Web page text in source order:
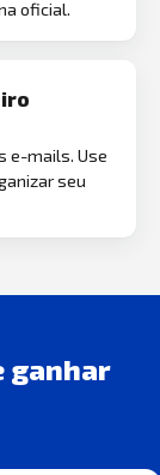
oficial.
e-mails. Use
seu
ganhar